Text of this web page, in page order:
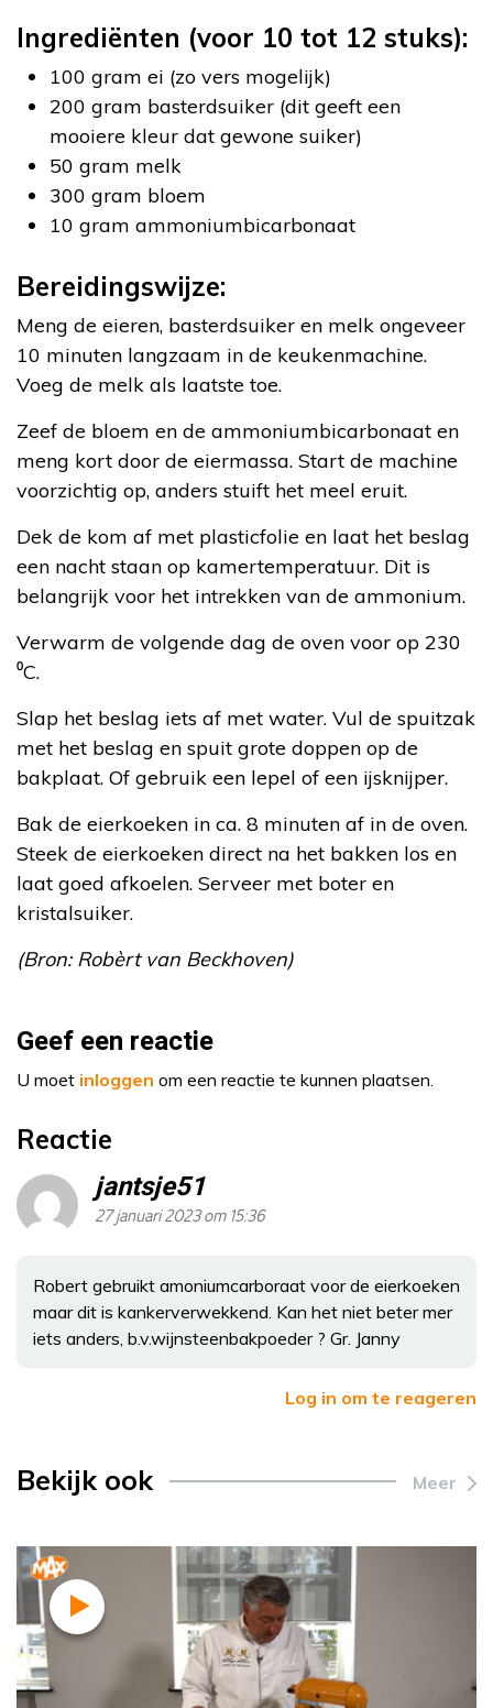
Ingrediënten (voor 10 tot 12 stuks):
100 gram ei (zo vers mogelijk)
200 gram basterdsuiker (dit geeft een
mooiere kleur dat gewone suiker)
50 gram melk
300 gram bloem
10 gram ammoniumbicarbonaat
Bereidingswijze:
Meng de eieren, basterdsuiker en melk ongeveer
10 minuten langzaam in de keukenmachine.
Voeg de melk als laatste toe.
Zeef de bloem en de ammoniumbicarbonaat en
meng kort door de eiermassa. Start de machine
voorzichtig op, anders stuift het meel eruit.
Dek de kom af met plasticfolie en laat het beslag
een nacht staan op kamertemperatuur. Dit is
belangrijk voor het intrekken van de ammonium.
Verwarm de volgende dag de oven voor op 230
⁰C.
Slap het beslag iets af met water. Vul de spuitzak
met het beslag en spuit grote doppen op de
bakplaat. Of gebruik een lepel of een ijsknijper.
Bak de eierkoeken in ca. 8 minuten af in de oven.
Steek de eierkoeken direct na het bakken los en
laat goed afkoelen. Serveer met boter en
kristalsuiker.
(Bron: Robèrt van Beckhoven)
Geef een reactie
U moet inloggen om een reactie te kunnen plaatsen.
Reactie
jantsje51
27 januari 2023 om 15:36
Robert gebruikt amoniumcarboraat voor de eierkoeken
maar dit is kankerverwekkend. Kan het niet beter mer
iets anders, b.v.wijnsteenbakpoeder ? Gr. Janny
Log in om te reageren
Bekijk ook Meer